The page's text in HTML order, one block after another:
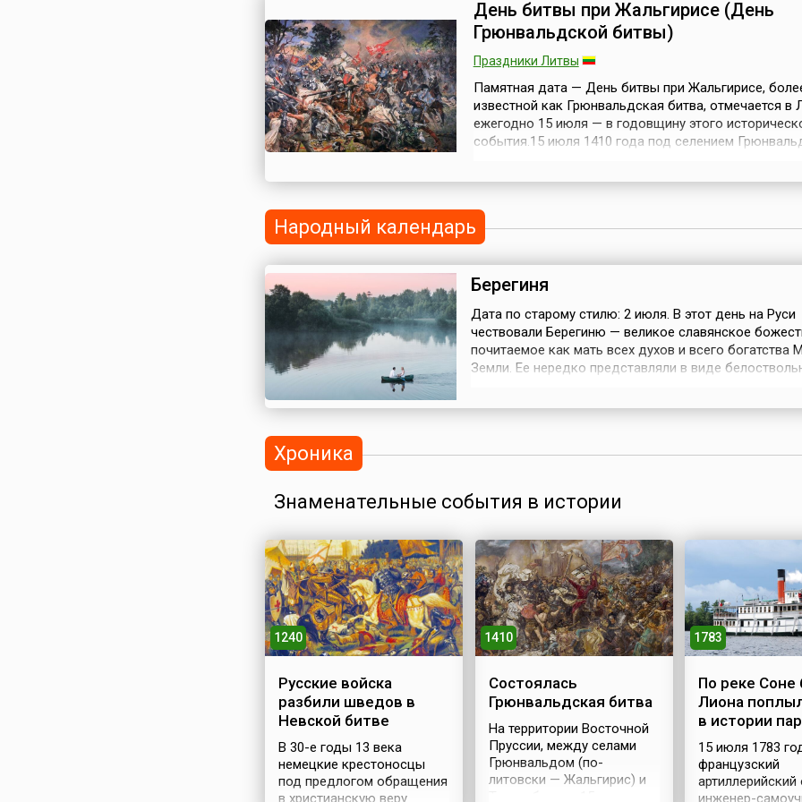
2023 году, в связи с
реформой церковного
календаря в стране, его
празднование перенесли ...
английский епископ,
известный своими
благотворительными под...
отмечается в
Охотским мо...
День битвы при Жальгирисе (День
Грюнвальдской битвы)
Праздники Литвы
Памятная дата — День битвы при Жальгирисе,
известной как Грюнвальдская битва, отмечается в
ежегодно 15 июля — в годовщину этого
события.15 июля 1410 года под селением
ранее правивший в Вильно и зв...
Народный календарь
Берегиня
Дата по старому стилю: 2 июля. В этот день на Руси
чествовали Берегиню — великое славянское
почитаемое как мать всех духов и всего богатства
Земли. Ее нередко представляли в виде
Хроника
Знаменательные события в истории
1240
Русские войска
разбили шведов в
Невской битве
В 30-е годы 13 века
немецкие крестоносцы
под предлогом обращения
в христианскую веру
1410
Состоялась
Грюнвальдская битва
На территории Восточной
Пруссии, между селами
Грюнвальдом (по-
литовски — Жальгирис) и
1783
По реке Соне
Лиона
в истории
15 июля 1783
французский
инженер-